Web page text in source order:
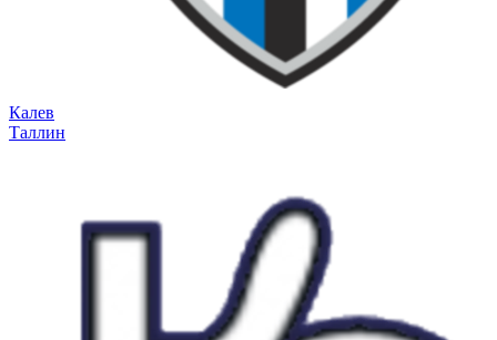
Калев
Таллин